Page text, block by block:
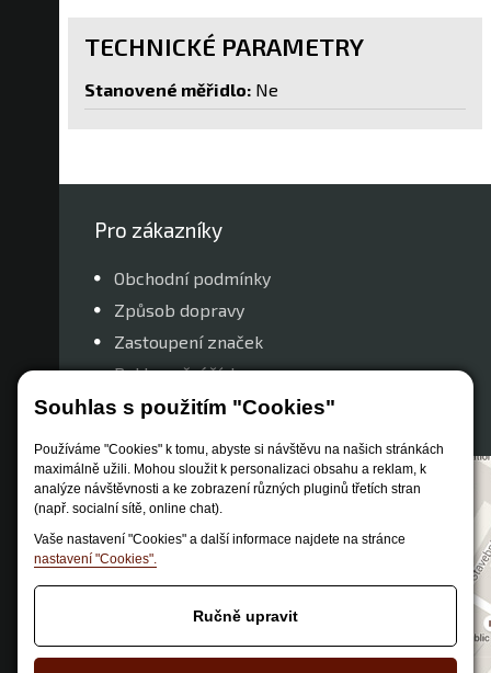
Souhlas s použitím "Cookies"
Používáme "Cookies" k tomu, abyste si návštěvu na našich stránkách
maximálně užili. Mohou sloužit k personalizaci obsahu a reklam, k
analýze návštěvnosti a ke zobrazení různých pluginů třetích stran
(např. socialní sítě, online chat).
Vaše nastavení "Cookies" a další informace najdete na stránce
nastavení "Cookies".
Ručně upravit
TECHNICKÉ PARAMETRY
Stanovené měřidlo: Ne
Pro zákazníky
Obchodní podmínky
Způsob dopravy
Zastoupení značek
Reklamační řád
Nastavení soukromí